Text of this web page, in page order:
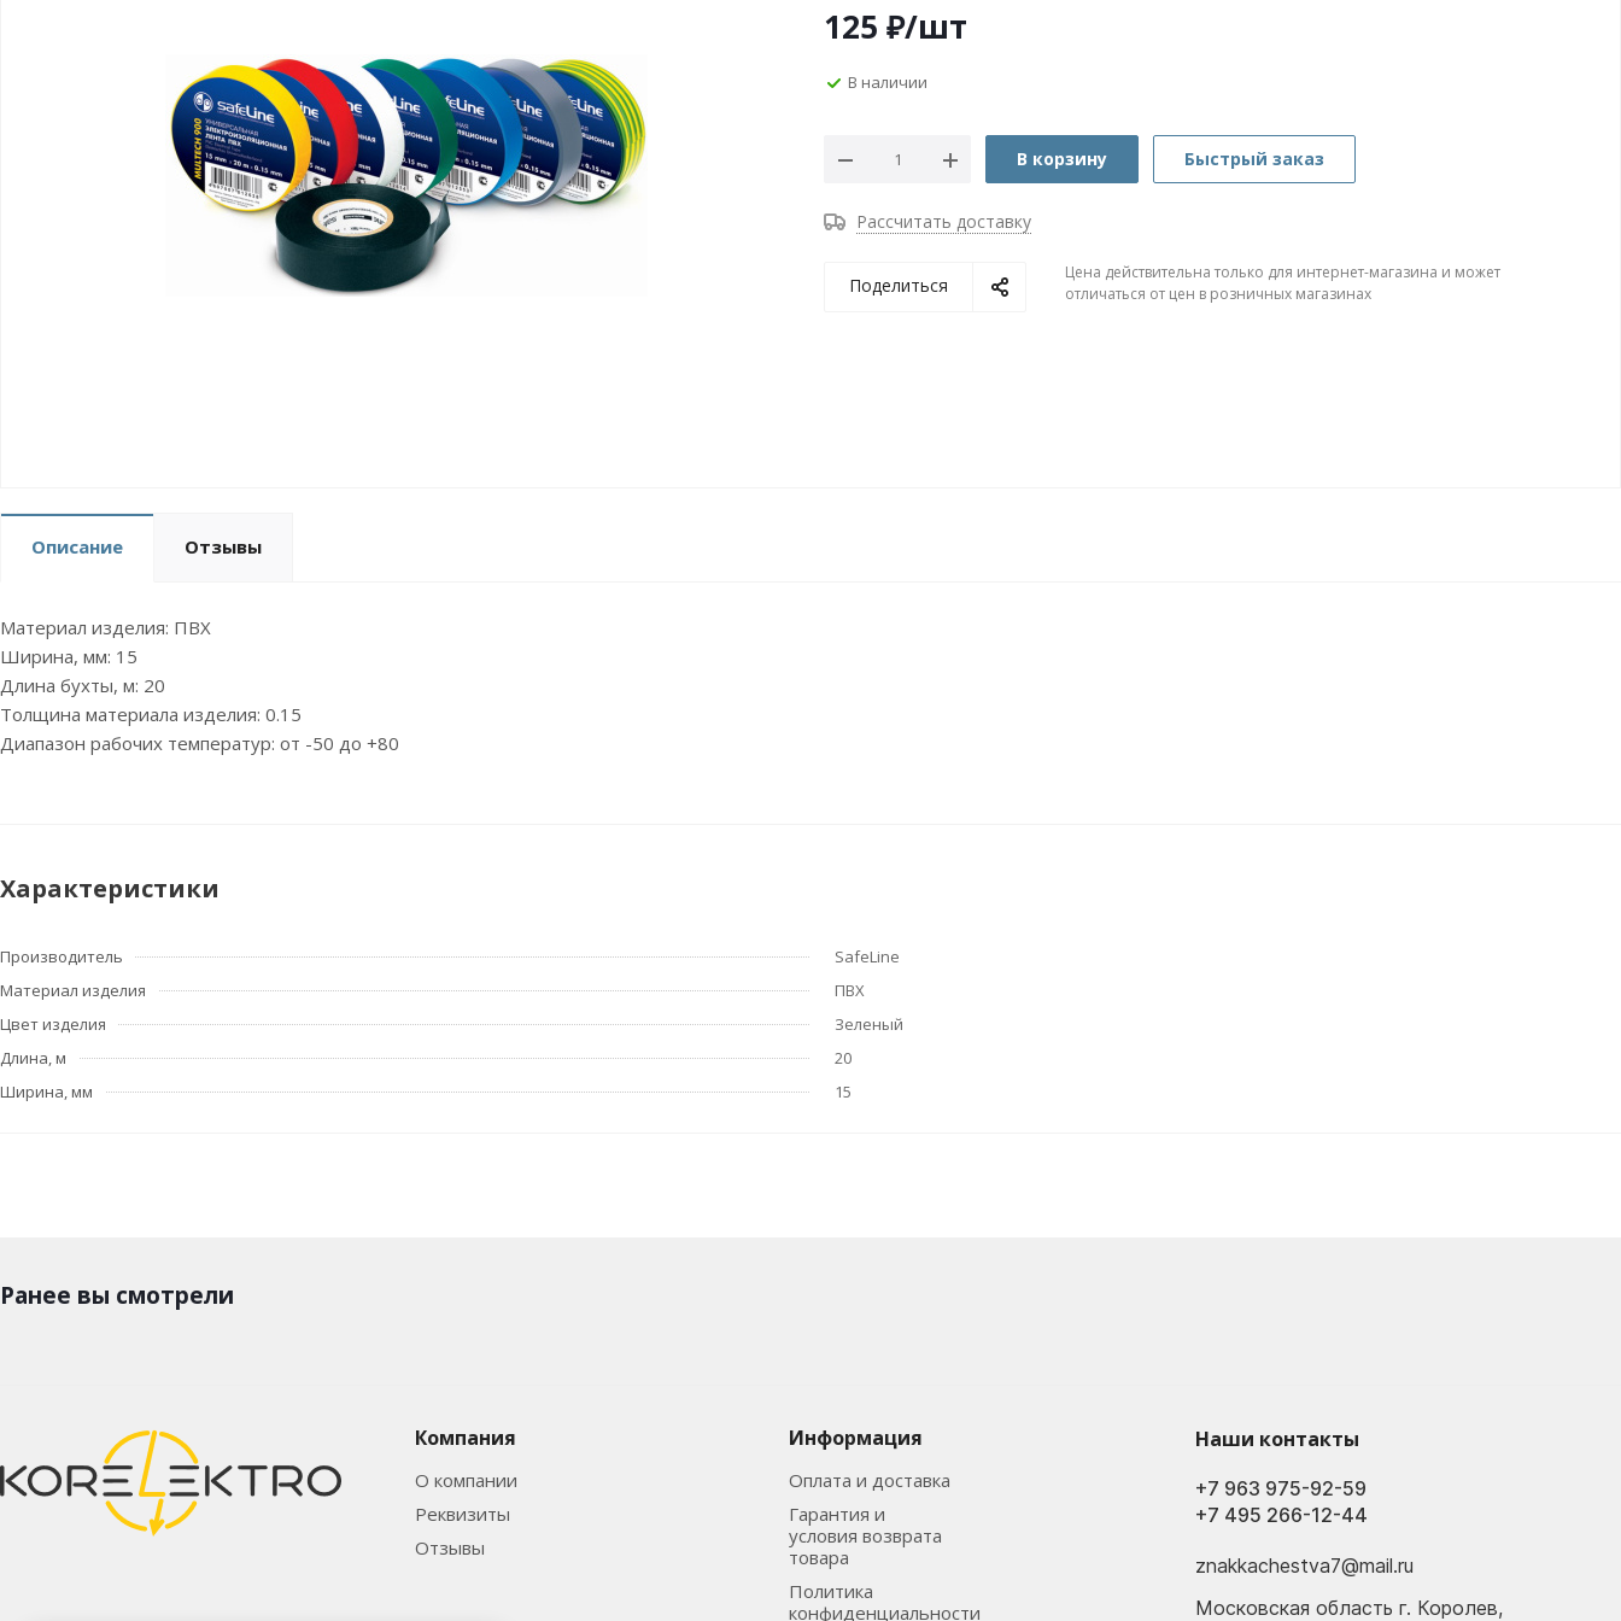
125 ₽/шт
В наличии
В корзину Быстрый заказ
Рассчитать доставку
Поделиться
Цена действительна только для интернет-магазина и может
отличаться от цен в розничных магазинах
Описание Отзывы
Материал изделия: ПВХ
Ширина, мм: 15
Длина бухты, м: 20
Толщина материала изделия: 0.15
Диапазон рабочих температур: от -50 до +80
Характеристики
Производитель
SafeLine
Материал изделия
ПВХ
Цвет изделия
Зеленый
Длина, м
20
Ширина, мм
15
Ранее вы смотрели
Компания
О компании
Реквизиты
Отзывы
Информация
Оплата и доставка
Гарантия и
условия возврата
товара
Политика
конфиденциальности
Наши контакты
+7 495 266-12-44
+7 963 975-92-59
znakkachestva7@mail.ru
Московская область г. Королев,